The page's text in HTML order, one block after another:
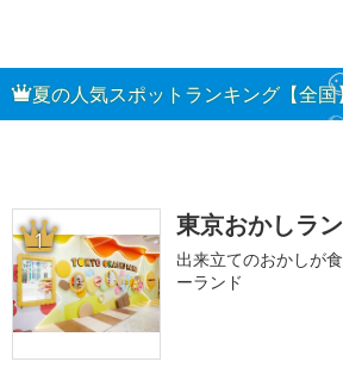
夏の人気スポットランキング【全国
1 東京おかしラ
出来立てのおかしが
ーランド